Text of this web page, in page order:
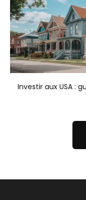
Investir aux USA :